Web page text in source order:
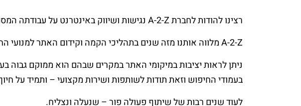
רצינו להודות לחברת A-2-Z נגישות ושיווק באינטרנט על עבודתה המסורה בקידום אתרינו,
A-2-Z מלווה אותנו מזה שנים בתהליכי הקמה וקידום האתר למנועי החיפוש – ובהלחה מרובה.
ניתן לראות יציבות במיקומי האתר במקרים שבהם הוא ממוקם
בעמודי החיפוש וזאת תודות לשותפות ושירות מקצועי – ותמיד על
לעוד שנים רבות של שיתוף פעולה פור – שנעלה ונצליח.